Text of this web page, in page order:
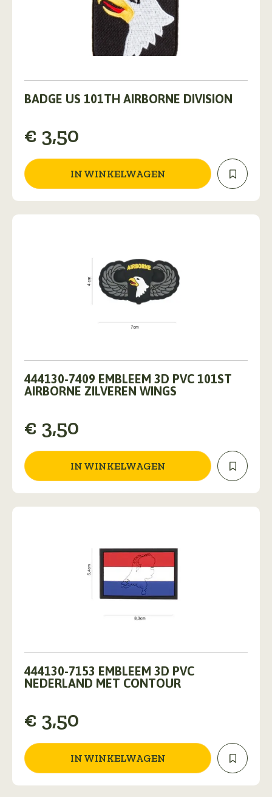
BADGE US 101TH AIRBORNE DIVISION
€ 3,50
IN WINKELWAGEN
444130-7409 EMBLEEM 3D PVC 101ST
AIRBORNE ZILVEREN WINGS
€ 3,50
IN WINKELWAGEN
444130-7153 EMBLEEM 3D PVC
NEDERLAND MET CONTOUR
€ 3,50
IN WINKELWAGEN